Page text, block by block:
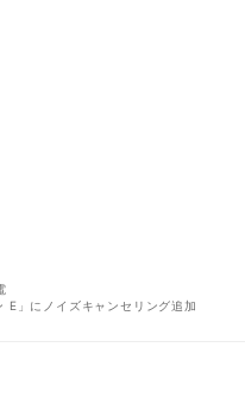
E」にノイズキャンセリング追加